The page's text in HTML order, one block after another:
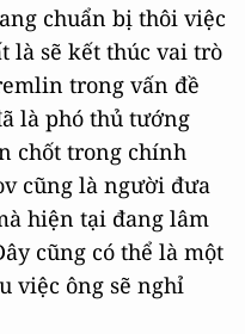
chuẩn bị thôi việc
là sẽ kết thúc vai trò
trong vấn đề
là phó thủ tướng
chốt trong chính
cũng là người đưa
hiện tại đang lâm
cũng có thể là một
việc ông sẽ nghỉ